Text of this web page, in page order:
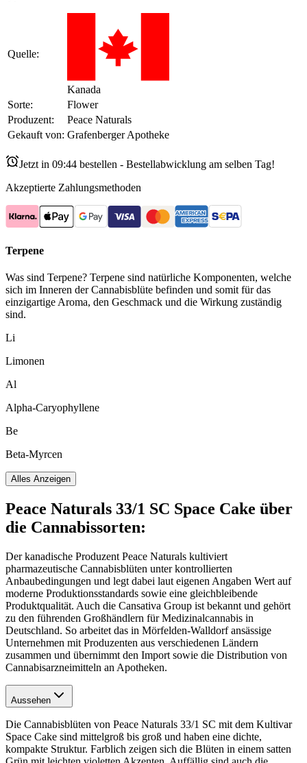
Quelle:
Kanada
Sorte:
Flower
Produzent:
Peace Naturals
Gekauft von: Grafenberger Apotheke
Jetzt in 09:44 bestellen - Bestellabwicklung am selben Tag!
Akzeptierte Zahlungsmethoden
Terpene
Was sind Terpene? Terpene sind natürliche Komponenten, welche
sich im Inneren der Cannabisblüte befinden und somit für das
einzigartige Aroma, den Geschmack und die Wirkung zuständig
sind.
Li
Limonen
Al
Alpha-Caryophyllene
Be
Beta-Myrcen
Alles Anzeigen
Peace Naturals 33/1 SC Space Cake über
die Cannabissorten:
Der kanadische Produzent Peace Naturals kultiviert
pharmazeutische Cannabisblüten unter kontrollierten
Anbaubedingungen und legt dabei laut eigenen Angaben Wert auf
moderne Produktionsstandards sowie eine gleichbleibende
Produktqualität. Auch die Cansativa Group ist bekannt und gehört
zu den führenden Großhändlern für Medizinalcannabis in
Deutschland. So arbeitet das in Mörfelden-Walldorf ansässige
Unternehmen mit Produzenten aus verschiedenen Ländern
zusammen und übernimmt den Import sowie die Distribution von
Cannabisarzneimitteln an Apotheken.
Aussehen
Die Cannabisblüten von Peace Naturals 33/1 SC mit dem Kultivar
Space Cake sind mittelgroß bis groß und haben eine dichte,
kompakte Struktur. Farblich zeigen sich die Blüten in einem satten